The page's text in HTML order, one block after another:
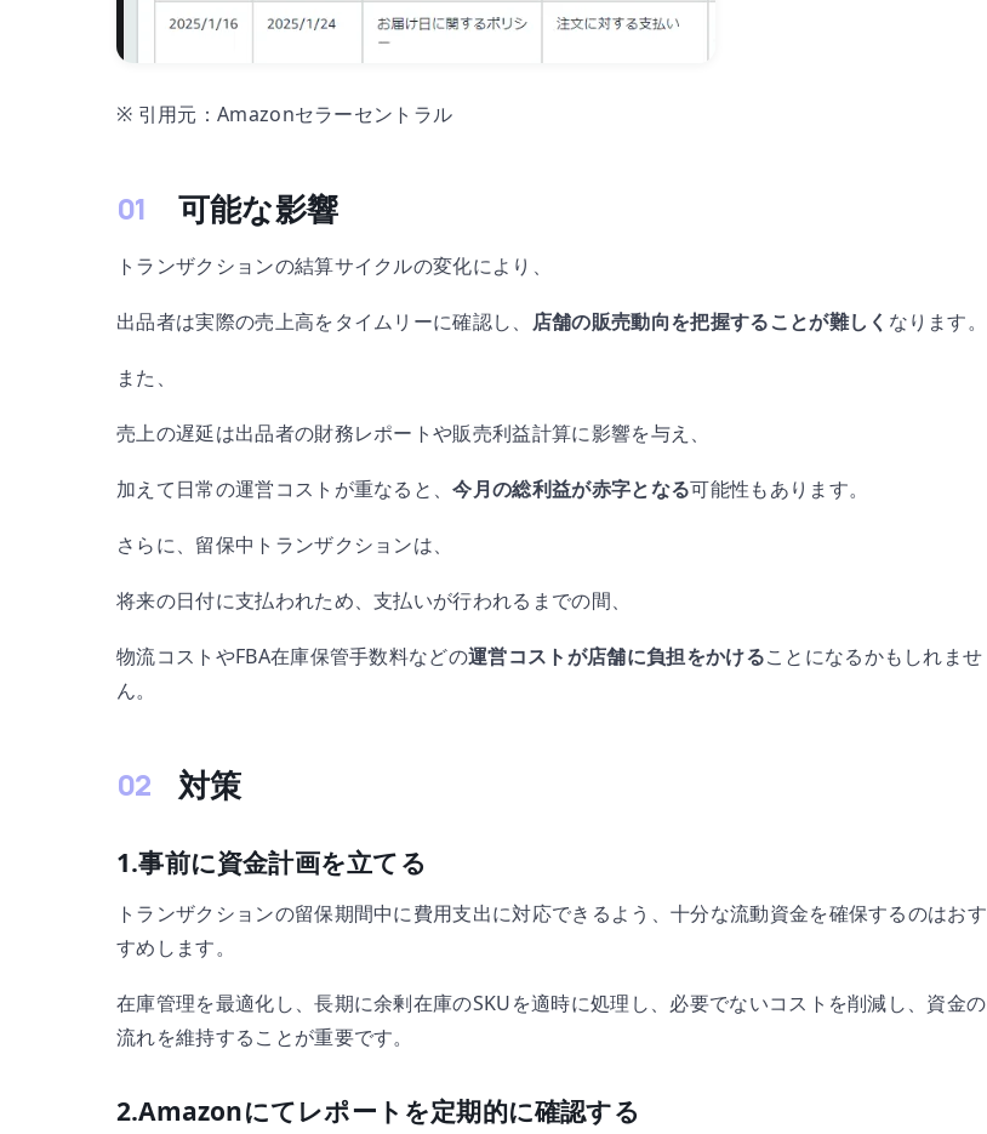
※ 引用元：Amazonセラーセントラル
可能な影響
トランザクションの結算サイクルの変化により、
出品者は実際の売上高をタイムリーに確認し、 店舗の販売動向を把握することが難しく なります。
また、
売上の遅延は出品者の財務レポートや販売利益計算に影響を与え、
加えて日常の運営コストが重なると、今月の総利益が赤字となる可能性もあります。
さらに、留保中トランザクションは、
将来の日付に支払われため、支払いが行われるまでの間、
物流コストやFBA在庫保管手数料などの運営コストが店舗に負担をかけることになるかもしれませ
ん。
対策
1.事前に資金計画を立てる
トランザクションの留保期間中に費用支出に対応できるよう、十分な流動資金を確保するのはおす
すめします。
在庫管理を最適化し、長期に余剰在庫のSKUを適時に処理し、必要でないコストを削減し、資金の
流れを維持することが重要です。
2.Amazonにてレポートを定期的に確認する